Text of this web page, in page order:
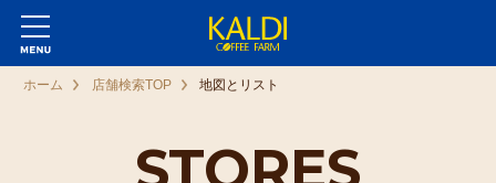
ホーム 店舗検索TOP 地図とリスト